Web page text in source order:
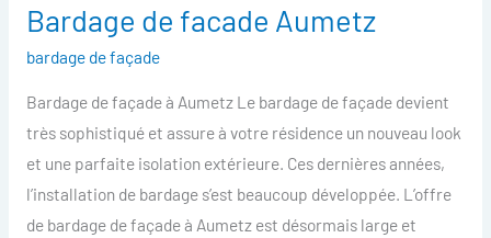
Bardage de facade Aumetz
bardage de façade
Bardage de façade à Aumetz Le bardage de façade devient
très sophistiqué et assure à votre résidence un nouveau look
et une parfaite isolation extérieure. Ces dernières années,
l’installation de bardage s’est beaucoup développée. L’offre
de bardage de façade à Aumetz est désormais large et
Bardage
Aumetz